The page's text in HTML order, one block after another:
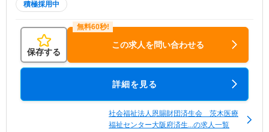
積極採用中
保存する
この求人を問い合わせる
詳細を見る
社会福祉法人恩賜財団済生会 茨木医療
福祉センター大阪府済生...の求人一覧